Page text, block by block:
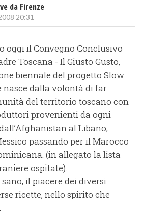
da Firenze
20:31
oggi il Convegno Conclusivo
Toscana - Il Giusto Gusto,
biennale del progetto Slow
nasce dalla volontà di far
del territorio toscano con
provenienti da ogni
al Libano,
passando per il Marocco
(in allegato la lista
ospitate).
il piacere dei diversi
ricette, nello spirito che